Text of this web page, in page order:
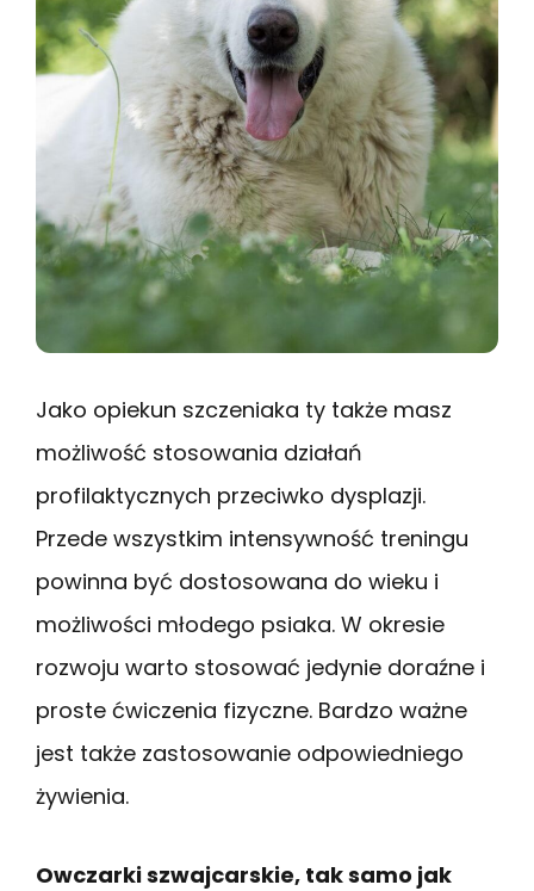
Jako opiekun szczeniaka ty także masz
możliwość stosowania działań
profilaktycznych przeciwko dysplazji.
Przede wszystkim intensywność treningu
powinna być dostosowana do wieku i
możliwości młodego psiaka. W okresie
rozwoju warto stosować jedynie doraźne i
proste ćwiczenia fizyczne. Bardzo ważne
jest także zastosowanie odpowiedniego
żywienia.
Owczarki szwajcarskie, tak samo jak